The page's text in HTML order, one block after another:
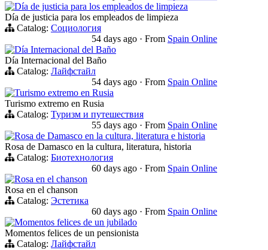
Día de justicia para los empleados de limpieza
Día de justicia para los empleados de limpieza
Catalog: Социология
54 days ago · From Spain Online
Día Internacional del Baño
Día Internacional del Baño
Catalog: Лайфстайл
54 days ago · From Spain Online
Turismo extremo en Rusia
Turismo extremo en Rusia
Catalog: Туризм и путешествия
55 days ago · From Spain Online
Rosa de Damasco en la cultura, literatura e historia
Rosa de Damasco en la cultura, literatura, historia
Catalog: Биотехнология
60 days ago · From Spain Online
Rosa en el chanson
Rosa en el chanson
Catalog: Эстетика
60 days ago · From Spain Online
Momentos felices de un jubilado
Momentos felices de un pensionista
Catalog: Лайфстайл